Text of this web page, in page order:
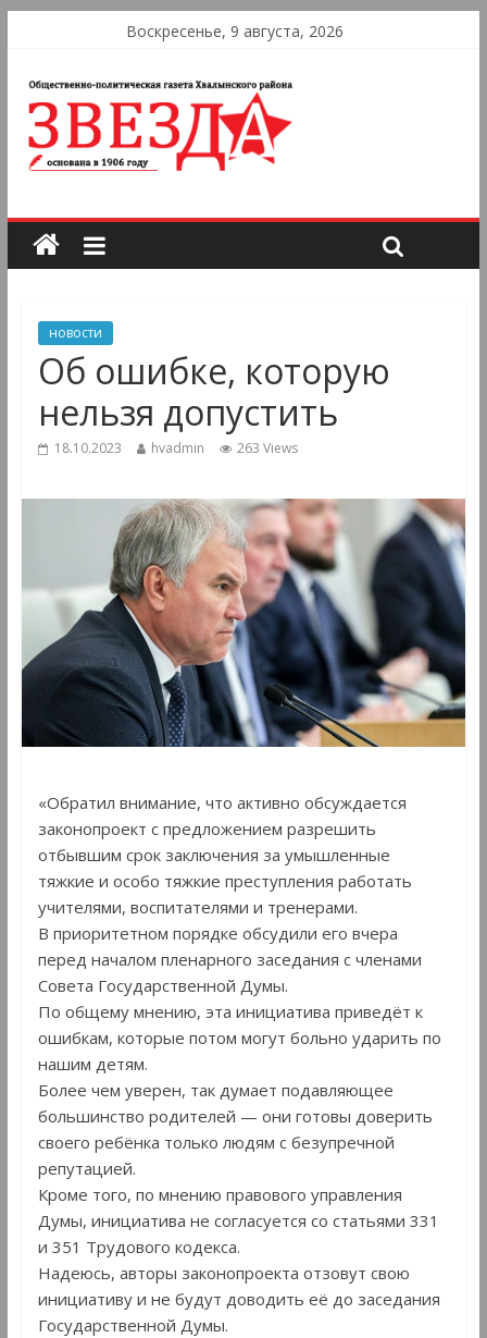
Воскресенье, 9 августа, 2026
новости
Об ошибке, которую
нельзя допустить
18.10.2023 hvadmin 263 Views
«Обратил внимание, что активно обсуждается
законопроект с предложением разрешить
отбывшим срок заключения за умышленные
тяжкие и особо тяжкие преступления работать
учителями, воспитателями и тренерами.
В приоритетном порядке обсудили его вчера
перед началом пленарного заседания с членами
Совета Государственной Думы.
По общему мнению, эта инициатива приведёт к
ошибкам, которые потом могут больно ударить по
нашим детям.
Более чем уверен, так думает подавляющее
большинство родителей — они готовы доверить
своего ребёнка только людям с безупречной
репутацией.
Кроме того, по мнению правового управления
Думы, инициатива не согласуется со статьями 331
и 351 Трудового кодекса.
Надеюсь, авторы законопроекта отзовут свою
инициативу и не будут доводить её до заседания
Государственной Думы.